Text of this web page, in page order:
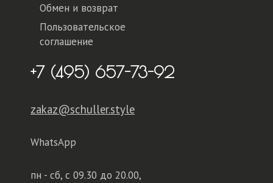
Обмен и возврат
Пользовательское
соглашение
+7 (495) 657-73-92
zakaz@schuller.style
WhatsApp
пн - сб, с 09.30 до 20.00,